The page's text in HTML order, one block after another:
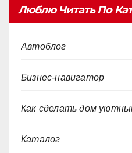
Люблю Читать По
Автоблог
Бизнес-навигатор
Как сделать дом
Каталог